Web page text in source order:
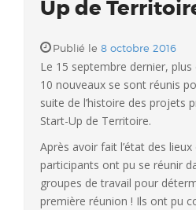
Up de
Publié le 8 octobre 2016
Le 15 septembre dernier,
10 nouveaux se sont réunis
suite de l’histoire des projets
Start-Up de Territoire.
Après avoir fait l’état des
participants ont pu se réunir
groupes de travail pour
première réunion ! Ils ont pu